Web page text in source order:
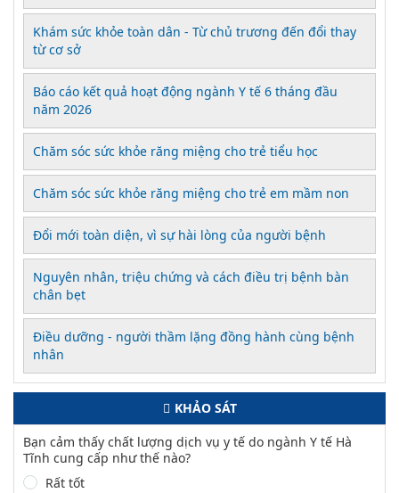
Khám sức khỏe toàn dân - Từ chủ trương đến đổi thay
từ cơ sở
Báo cáo kết quả hoạt động ngành Y tế 6 tháng đầu
năm 2026
Chăm sóc sức khỏe răng miệng cho trẻ tiểu học
Chăm sóc sức khỏe răng miệng cho trẻ em mầm non
Đổi mới toàn diện, vì sự hài lòng của người bệnh
Nguyên nhân, triệu chứng và cách điều trị bệnh bàn
chân bẹt
Điều dưỡng - người thầm lặng đồng hành cùng bệnh
nhân
KHẢO SÁT
Bạn cảm thấy chất lượng dịch vụ y tế do ngành Y tế Hà
Tĩnh cung cấp như thế nào?
Rất tốt